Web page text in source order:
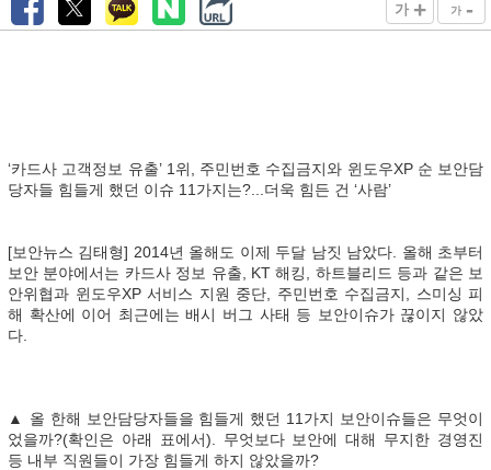
가 + 가 -
‘카드사 고객정보 유출’ 1위, 주민번호 수집금지와 윈도우XP 순 보안담
당자들 힘들게 했던 이슈 11가지는?...더욱 힘든 건 ‘사람’
[보안뉴스 김태형] 2014년 올해도 이제 두달 남짓 남았다. 올해 초부터
보안 분야에서는 카드사 정보 유출, KT 해킹, 하트블리드 등과 같은 보
안위협과 윈도우XP 서비스 지원 중단, 주민번호 수집금지, 스미싱 피
해 확산에 이어 최근에는 배시 버그 사태 등 보안이슈가 끊이지 않았
다.
▲ 올 한해 보안담당자들을 힘들게 했던 11가지 보안이슈들은 무엇이
었을까?(확인은 아래 표에서). 무엇보다 보안에 대해 무지한 경영진
등 내부 직원들이 가장 힘들게 하지 않았을까?